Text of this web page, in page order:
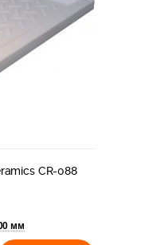
CR-088
мм